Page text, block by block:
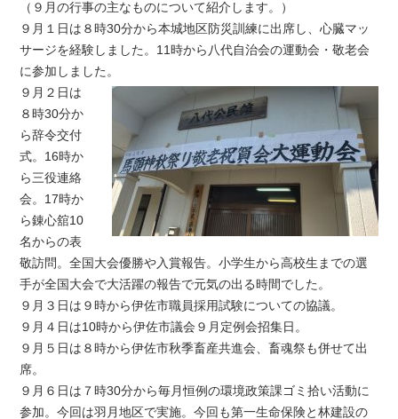
（９月の行事の主なものについて紹介します。）
９月１日は８時30分から本城地区防災訓練に出席し、心臓マッ
サージを経験しました。11時から八代自治会の運動会・敬老会
に参加しました。
９月２日は
８時30分か
ら辞令交付
式。16時か
ら三役連絡
会。17時か
ら錬心舘10
名からの表
敬訪問。全国大会優勝や入賞報告。小学生から高校生までの選
手が全国大会で大活躍の報告で元気の出る時間でした。
９月３日は９時から伊佐市職員採用試験についての協議。
９月４日は10時から伊佐市議会９月定例会招集日。
９月５日は８時から伊佐市秋季畜産共進会、畜魂祭も併せて出
席。
９月６日は７時30分から毎月恒例の環境政策課ゴミ拾い活動に
参加。今回は羽月地区で実施。今回も第一生命保険と林建設の